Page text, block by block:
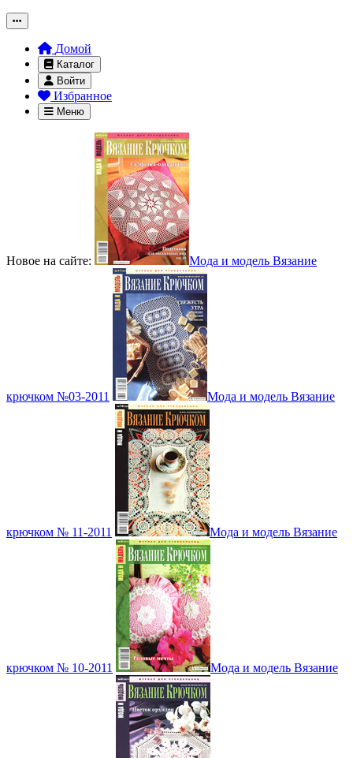
Домой
Каталог
Войти
Избранное
Меню
Новое на сайте: Мода и модель Вязание
крючком №03-2011 Мода и модель Вязание
крючком № 11-2011 Мода и модель Вязание
крючком № 10-2011 Мода и модель Вязание